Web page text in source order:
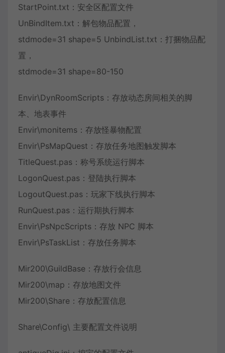
StartPoint.txt：安全区配置文件
UnBindItem.txt：解包物品配置，
stdmode=31 shape=5 UnbindList.txt：打捆物品配
置，
stdmode=31 shape=80-150
Envir\DynRoomScripts：存放动态房间相关的脚
本、地表事件
Envir\monitems：存放怪暴物配置
Envir\PsMapQuest：存放任务地图触发脚本
TitleQuest.pas：称号系统运行脚本
LogonQuest.pas：登陆执行脚本
LogoutQuest.pas：玩家下线执行脚本
RunQuest.pas：运行期执行脚本
Envir\PsNpcScripts：存放 NPC 脚本
Envir\PsTaskList：存放任务脚本
Mir200\GuildBase：存放行会信息
Mir200\map：存放地图文件
Mir200\Share：存放配置信息
Share\Config\ 主要配置文件说明